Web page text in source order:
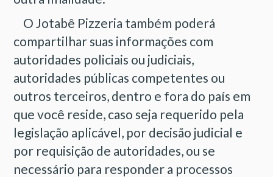
O Jotabê Pizzeria também poderá
compartilhar suas informações com
autoridades policiais ou judiciais,
autoridades públicas competentes ou
outros terceiros, dentro e fora do país em
que você reside, caso seja requerido pela
legislação aplicável, por decisão judicial e
por requisição de autoridades, ou se
necessário para responder a processos